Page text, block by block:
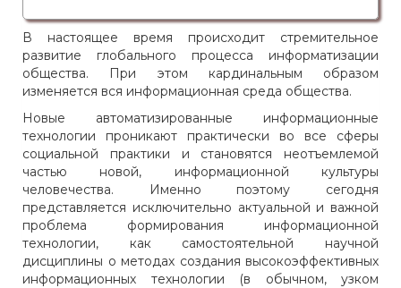
В настоящее время происходит стремительное
развитие глобального процесса информатизации
общества. При этом кардинальным образом
изменяется вся информационная среда общества.
Новые автоматизированные информационные
технологии проникают практически во все сферы
социальной практики и становятся неотъемлемой
частью новой, информационной культуры
человечества. Именно поэтому сегодня
представляется исключительно актуальной и важной
проблема формирования информационной
технологии, как самостоятельной научной
дисциплины о методах создания высокоэффективных
информационных технологии (в обычном, узком